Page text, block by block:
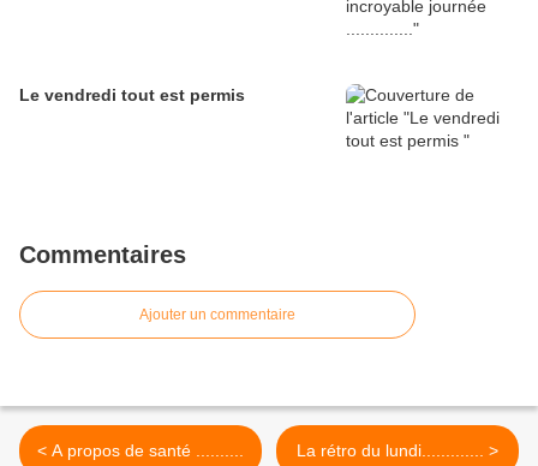
Le vendredi tout est permis
Commentaires
Ajouter un commentaire
< A propos de santé .......... La rétro du lundi............. >